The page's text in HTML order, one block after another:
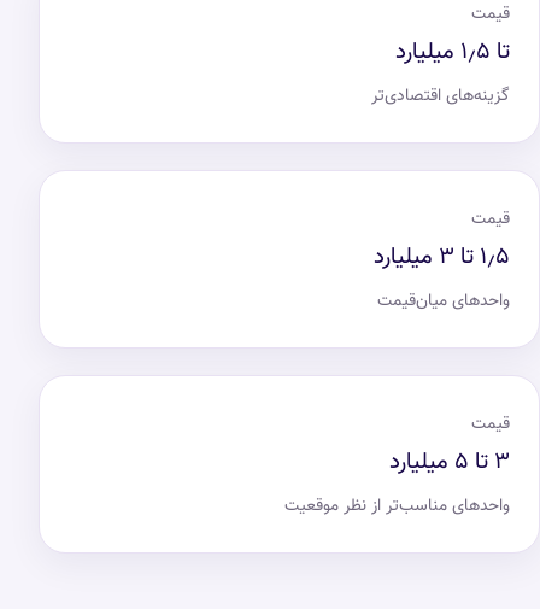
قیمت
تا ۱٫۵ میلیارد
گزینه‌های اقتصادی‌تر
قیمت
۱٫۵ تا ۳ میلیارد
واحدهای میان‌قیمت
قیمت
۳ تا ۵ میلیارد
واحدهای مناسب‌تر از نظر موقعیت